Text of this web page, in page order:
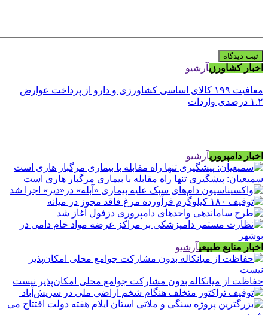
اخبار کشاورزیآرشیو
معافیت ۱۹۹ کالای اساسی کشاورزی و دارو از پرداخت عوارض
۱.۲ درصدی واردات
اخبار دامپروریآرشیو
سمیعیان: پیشگیری تنها راه مقابله با بیماری مرگبار هاری است
اخبار منابع طبیعیآرشیو
حفاظت از میانکاله بدون مشارکت جوامع محلی امکان‌پذیر نیست